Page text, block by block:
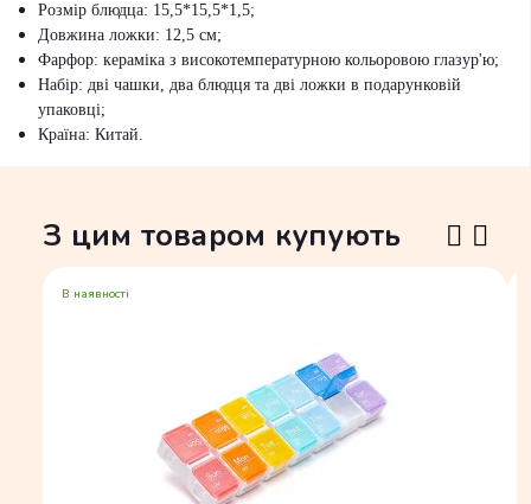
Розмір блюдца: 15,5*15,5*1,5;
Довжина ложки: 12,5 см;
Фарфор: кераміка з високотемпературною кольоровою глазур'ю;
Набір: дві чашки, два блюдця та дві ложки в подарунковій
упаковці;
Країна: Китай.
З цим товаром купують
В наявності